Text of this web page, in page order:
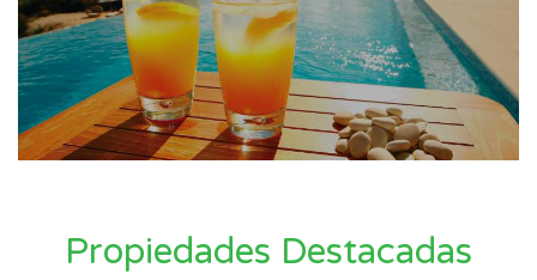
Propiedades Destacadas